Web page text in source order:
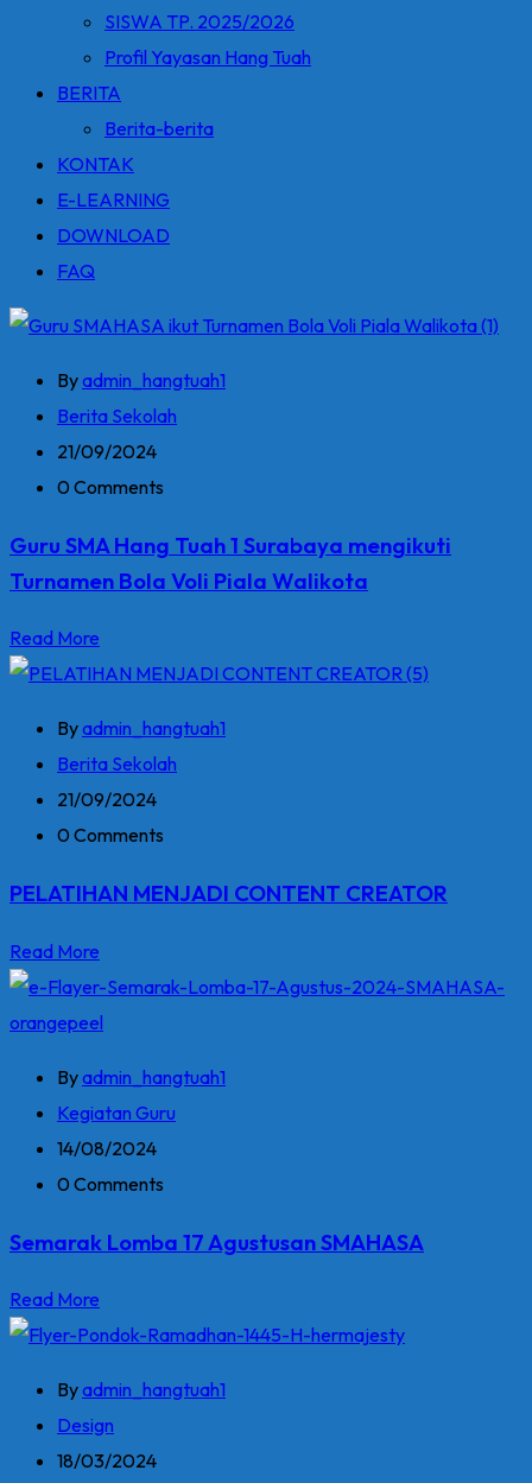
SISWA TP. 2025/2026
Profil Yayasan Hang Tuah
BERITA
Berita-berita
KONTAK
E-LEARNING
DOWNLOAD
FAQ
Byadmin_hangtuah1
Berita Sekolah
21/09/2024
0 Comments
Guru SMA Hang Tuah 1 Surabaya mengikuti
Turnamen Bola Voli Piala Walikota
Read More
Byadmin_hangtuah1
Berita Sekolah
21/09/2024
0 Comments
PELATIHAN MENJADI CONTENT CREATOR
Read More
Byadmin_hangtuah1
Kegiatan Guru
14/08/2024
0 Comments
Semarak Lomba 17 Agustusan SMAHASA
Read More
Byadmin_hangtuah1
Design
18/03/2024